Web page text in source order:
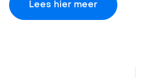
Lees hier meer